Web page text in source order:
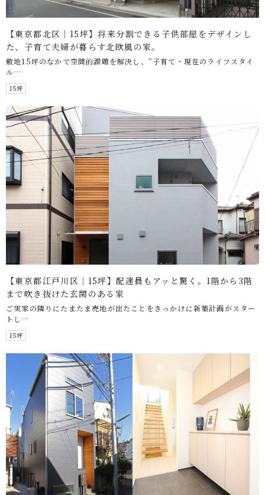
【東京都北区｜15坪】将来分割できる子供部屋をデザインし
た、子育て夫婦が暮らす北欧風の家。
敷地15坪のなかで空間的課題を解決し、”子育て・現在のライフスタイ
ル…
15坪
【東京都江戸川区｜15坪】配達員もアッと驚く。1階から3階
まで吹き抜けた玄関のある家
ご実家の隣りにたまたま売地が出たことをきっかけに新築計画がスター
トし…
15坪